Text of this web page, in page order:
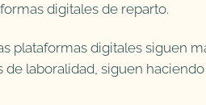
digitales de reparto.
plataformas digitales siguen
laboralidad, siguen